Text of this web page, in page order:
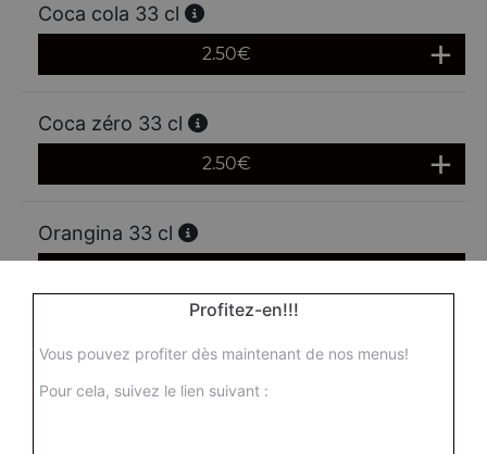
Coca cola 33 cl
2.50€
Coca zéro 33 cl
2.50€
Orangina 33 cl
2.50
Profitez-en!!!
Vous pouvez profiter dès maintenant de nos menus!
Pour cela, suivez le lien suivant :